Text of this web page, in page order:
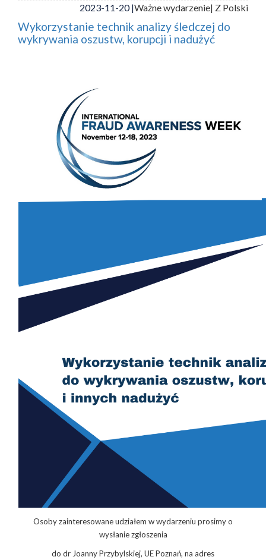
2023-11-20 |Ważne wydarzenie| Z Polski
Wykorzystanie technik analizy śledczej do
wykrywania oszustw, korupcji i nadużyć
Osoby zainteresowane udziałem w wydarzeniu prosimy o
wysłanie zgłoszenia
do dr Joanny Przybylskiej, UE Poznań, na adres